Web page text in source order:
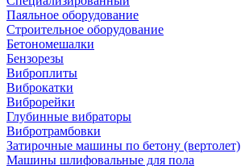
Паяльное оборудование
Строительное оборудование
Бетономешалки
Бензорезы
Виброплиты
Виброкатки
Виброрейки
Глубинные вибраторы
Вибротрамбовки
Затирочные машины по бетону (вертолет)
Машины шлифовальные для пола